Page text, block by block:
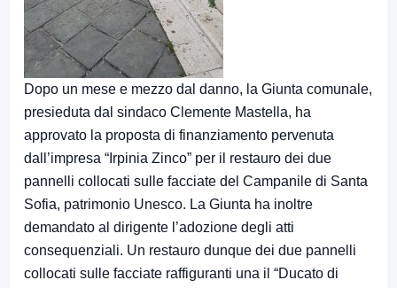
Dopo un mese e mezzo dal danno, la Giunta comunale,
presieduta dal sindaco Clemente Mastella, ha
approvato la proposta di finanziamento pervenuta
dall’impresa “Irpinia Zinco” per il restauro dei due
pannelli collocati sulle facciate del Campanile di Santa
Sofia, patrimonio Unesco. La Giunta ha inoltre
demandato al dirigente l’adozione degli atti
consequenziali. Un restauro dunque dei due pannelli
collocati sulle facciate raffiguranti una il “Ducato di